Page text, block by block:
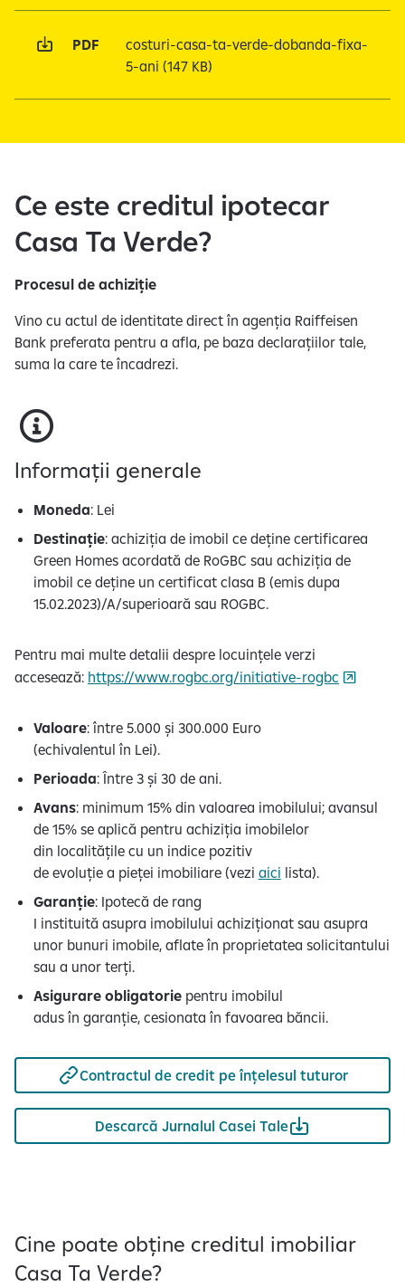
r
e
p
s
o
n
l
PDF
costuri-casa-ta-verde-dobanda-fixa-
5-ani(147 KB)
Ce este creditul ipotecar
Casa Ta Verde?
Procesul de achiziție
Vino cu actul de identitate direct în agenția Raiffeisen
Bank preferata pentru a afla, pe baza declarațiilor tale,
suma la care te încadrezi.
Informații generale
Moneda: Lei
Destinație: achiziția de imobil ce deține certificarea
Green Homes acordată de RoGBC sau achiziția de
imobil ce deține un certificat clasa B (emis dupa
15.02.2023)/A/superioară sau ROGBC.
Pentru mai multe detalii despre locuințele verzi
accesează: https://www.rogbc.org/initiative-rogbc
Valoare: între 5.000 și 300.000 Euro
(echivalentul în Lei).
Perioada: Între 3 și 30 de ani.​
Avans: minimum 15% din valoarea imobilului; avansul
de 15% se aplică pentru achiziția imobilelor
din localitățile cu un indice pozitiv
de evoluție a pieței imobiliare (vezi aici lista).
Garanție: Ipotecă de rang
I instituită asupra imobilului achiziționat sau asupra
unor bunuri imobile, aflate în proprietatea solicitantului
sau a unor terți.
Asigurare obligatoriepentru imobilul
adus în garanție, cesionata în favoarea băncii.
Contractul de credit pe înțelesul tuturor
Descarcă Jurnalul Casei Tale
Cine poate obține creditul imobiliar
Casa Ta Verde?